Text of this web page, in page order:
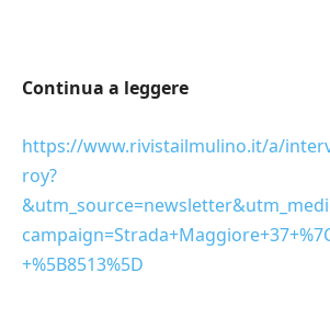
Continua a leggere
https://www.rivistailmulino.it/a/
roy?
+%5B8513%5D